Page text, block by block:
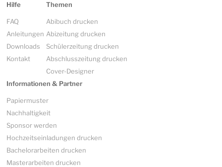
Hilfe
FAQ
Anleitungen
Downloads
Kontakt
Themen
Abibuch drucken
Abizeitung drucken
Schülerzeitung drucken
Abschlusszeitung drucken
Cover-Designer
Informationen & Partner
Papiermuster
Nachhaltigkeit
Sponsor werden
Hochzeitseinladungen drucken
Bachelorarbeiten drucken
Masterarbeiten drucken